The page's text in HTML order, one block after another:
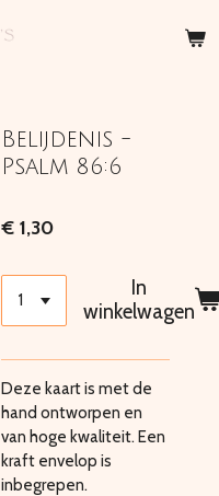
Belijdenis -
Psalm 86:6
€ 1,30
In
winkelwagen
Deze kaart is met de
hand ontworpen en
van hoge kwaliteit. Een
kraft envelop is
inbegrepen.